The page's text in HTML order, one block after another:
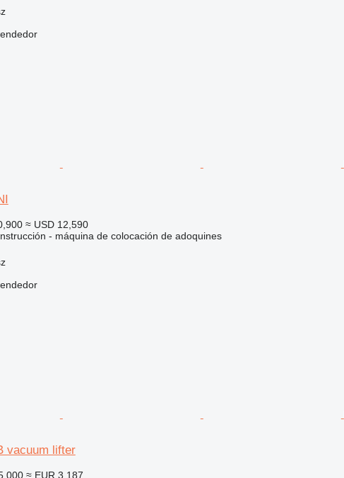
≈ USD 12,590
- máquina de colocación de adoquines
vacuum lifter
≈ EUR 3,187